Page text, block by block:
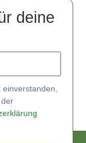
deine
einverstanden,